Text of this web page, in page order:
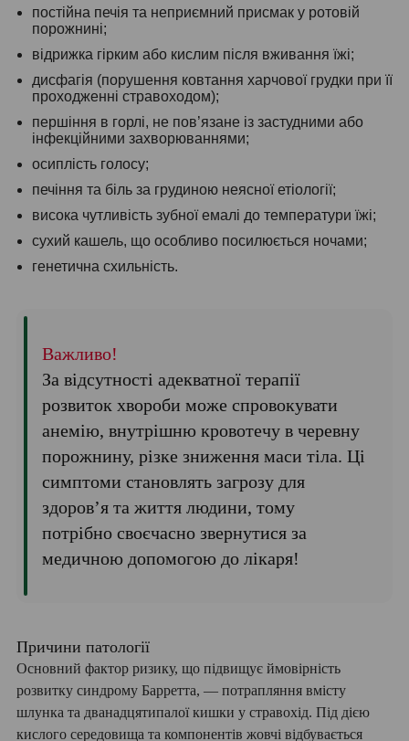
постійна печія та неприємний присмак у ротовій
порожнині;
відрижка гірким або кислим після вживання їжі;
дисфагія (порушення ковтання харчової грудки при її
проходженні стравоходом);
першіння в горлі, не пов’язане із застудними або
інфекційними захворюваннями;
осиплість голосу;
печіння та біль за грудиною неясної етіології;
висока чутливість зубної емалі до температури їжі;
сухий кашель, що особливо посилюється ночами;
генетична схильність.
Важливо!
За відсутності адекватної терапії
розвиток хвороби може спровокувати
анемію, внутрішню кровотечу в черевну
порожнину, різке зниження маси тіла. Ці
симптоми становлять загрозу для
здоров’я та життя людини, тому
потрібно своєчасно звернутися за
медичною допомогою до лікаря!
Причини патології
Основний фактор ризику, що підвищує ймовірність
розвитку синдрому Барретта, — потрапляння вмісту
шлунка та дванадцятипалої кишки у стравохід. Під дією
кислого середовища та компонентів жовчі відбувається